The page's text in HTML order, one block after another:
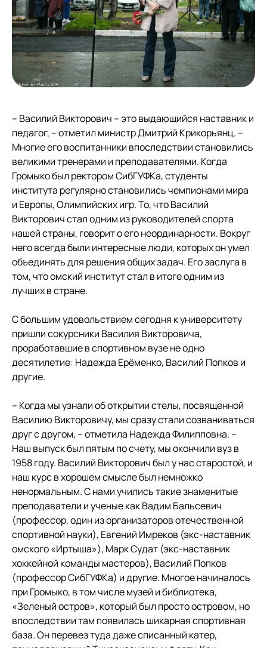
– Василий Викторович – это выдающийся наставник и
педагог, – отметил министр Дмитрий Крикорьянц. –
Многие его воспитанники впоследствии становились
великими тренерами и преподавателями. Когда
Громыко был ректором СибГУФКа, студенты
института регулярно становились чемпионами мира
и Европы, Олимпийских игр. То, что Василий
Викторович стал одним из руководителей спорта
нашей страны, говорит о его неординарности. Вокруг
него всегда были интересные люди, которых он умел
объединять для решения общих задач. Его заслуга в
том, что омский институт стал в итоге одним из
лучших в стране.
С большим удовольствием сегодня к университету
пришли сокурсники Василия Викторовича,
проработавшие в спортивном вузе не одно
десятилетие: Надежда Ерёменко, Василий Попков и
другие.
– Когда мы узнали об открытии стелы, посвященной
Василию Викторовичу, мы сразу стали созваниваться
друг с другом, – отметила Надежда Филипповна. –
Наш выпуск был пятым по счету, мы окончили вуз в
1958 году. Василий Викторович был у нас старостой, и
наш курс в хорошем смысле был немножко
ненормальным. С нами учились такие знаменитые
преподаватели и ученые как Вадим Бальсевич
(профессор, один из организаторов отечественной
спортивной науки), Евгений Имреков (экс-наставник
омского «Иртыша»), Марк Судат (экс-наставник
хоккейной команды мастеров), Василий Попков
(профессор СибГУФКа) и другие. Многое начиналось
при Громыко, в том числе музей и библиотека,
«Зеленый остров», который был просто островом, но
впоследствии там появилась шикарная спортивная
база. Он перевез туда даже списанный катер,